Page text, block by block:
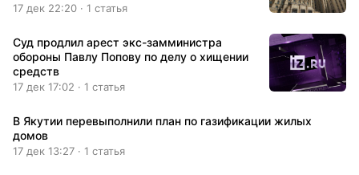
17 дек 22:20 · 1 статья
Суд продлил арест экс-замминистра
обороны Павлу Попову по делу о хищении
средств
17 дек 17:02 · 1 статья
В Якутии перевыполнили план по газификации жилых
домов
17 дек 13:27 · 1 статья